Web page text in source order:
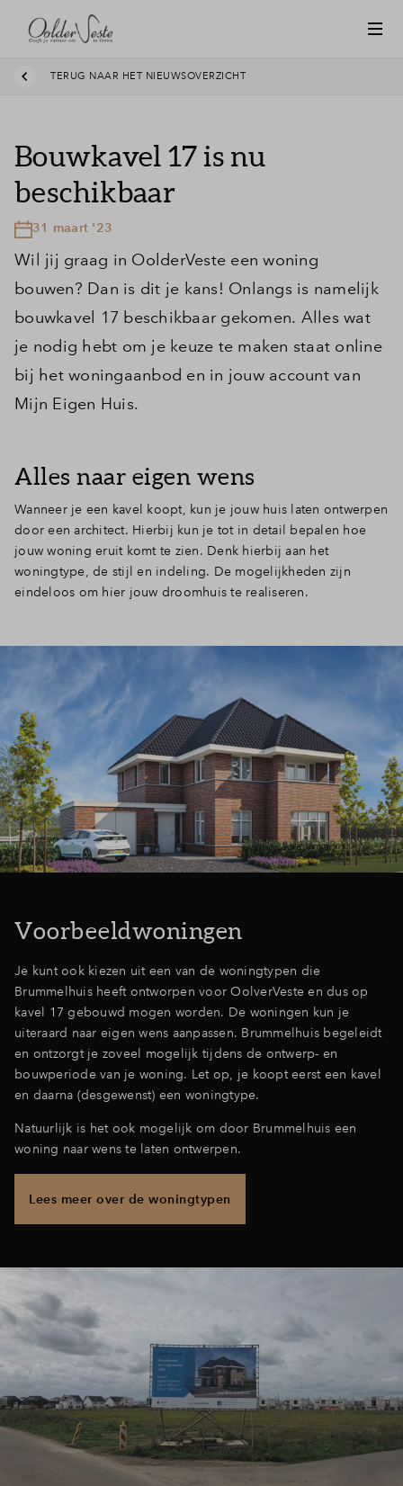
Inloggen
TERUG NAAR HET NIEUWSOVERZICHT
Bouwkavel 17 is nu
beschikbaar
31 maart '23
Wil jij graag in OolderVeste een woning
bouwen? Dan is dit je kans! Onlangs is namelijk
bouwkavel 17 beschikbaar gekomen. Alles wat
je nodig hebt om je keuze te maken staat online
bij het woningaanbod en in jouw account van
Mijn Eigen Huis.
Alles naar eigen wens
Wanneer je een kavel koopt, kun je jouw huis laten ontwerpen
door een architect. Hierbij kun je tot in detail bepalen hoe
jouw woning eruit komt te zien. Denk hierbij aan het
woningtype, de stijl en indeling. De mogelijkheden zijn
eindeloos om hier jouw droomhuis te realiseren.
Voorbeeldwoningen
Je kunt ook kiezen uit een van de woningtypen die
Brummelhuis heeft ontworpen voor OolverVeste en dus op
kavel 17 gebouwd mogen worden. De woningen kun je
uiteraard naar eigen wens aanpassen. Brummelhuis begeleidt
en ontzorgt je zoveel mogelijk tijdens de ontwerp- en
bouwperiode van je woning. Let op, je koopt eerst een kavel
en daarna (desgewenst) een woningtype.
Natuurlijk is het ook mogelijk om door Brummelhuis een
woning naar wens te laten ontwerpen.
Lees meer over de woningtypen